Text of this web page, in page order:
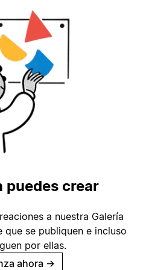
puedes crear
a nuestra Galería
que se publiquen e incluso
por ellas.
ahora →